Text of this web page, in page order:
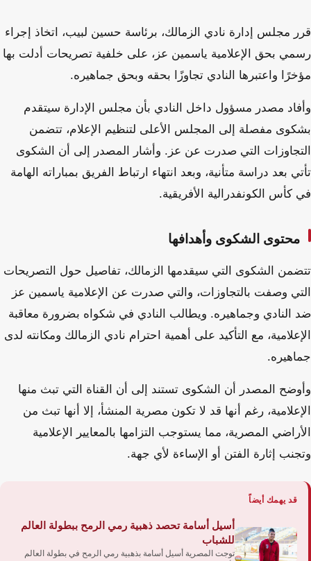
قرر مجلس إدارة نادي الزمالك، برئاسة حسين لبيب، اتخاذ إجراء
رسمي بحق الإعلامية ياسمين عز، على خلفية تصريحات أدلت بها
مؤخرًا واعتبرها النادي تجاوزًا بحقه وبحق جماهيره.
وأفاد مصدر مسؤول داخل النادي بأن مجلس الإدارة سيتقدم
بشكوى مفصلة إلى المجلس الأعلى لتنظيم الإعلام، تتضمن
التجاوزات التي صدرت عن عز. وأشار المصدر إلى أن الشكوى
تأتي بعد دراسة متأنية، وبعد انتهاء ارتباط الفريق بمباراته الهامة
في كأس الكونفدرالية الأفريقية.
محتوى الشكوى وأهدافها
تتضمن الشكوى التي سيقدمها الزمالك، تفاصيل حول التصريحات
التي وصفت بالتجاوزات، والتي صدرت عن الإعلامية ياسمين عز
ضد النادي وجماهيره. ويطالب النادي في شكواه بضرورة معاقبة
الإعلامية، مع التأكيد على أهمية احترام نادي الزمالك ومكانته لدى
جماهيره.
وأوضح المصدر أن الشكوى تستند إلى أن القناة التي تبث منها
الإعلامية، رغم أنها قد لا تكون مصرية المنشأ، إلا أنها تبث من
الأراضي المصرية، مما يستوجب التزامها بالمعايير الإعلامية
وتجنب إثارة الفتن أو الإساءة لأي جهة.
قد يهمك أيضاً
أسيل أسامة تحصد ذهبية رمي الرمح ببطولة العالم
للشباب
توجت المصرية أسيل أسامة بذهبية رمي الرمح في بطولة العالم